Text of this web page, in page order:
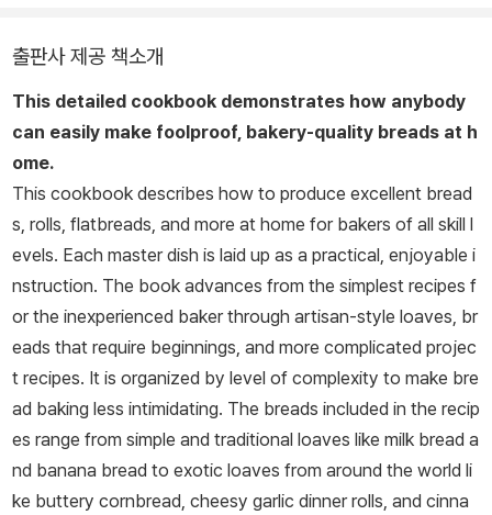
출판사 제공 책소개
This detailed cookbook demonstrates how anybody
can easily make foolproof, bakery-quality breads at h
ome.
This cookbook describes how to produce excellent bread
s, rolls, flatbreads, and more at home for bakers of all skill l
evels. Each master dish is laid up as a practical, enjoyable i
nstruction. The book advances from the simplest recipes f
or the inexperienced baker through artisan-style loaves, br
eads that require beginnings, and more complicated projec
t recipes. It is organized by level of complexity to make bre
ad baking less intimidating. The breads included in the recip
es range from simple and traditional loaves like milk bread a
nd banana bread to exotic loaves from around the world li
ke buttery cornbread, cheesy garlic dinner rolls, and cinna